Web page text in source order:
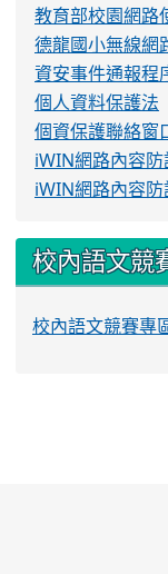
教育部校園網路
德龍國小無線網
資安事件通報程
個人資料保護法
個資保護聯絡窗
iWIN網路內容
iWIN網路內容
校內語文競
校內語文競賽專